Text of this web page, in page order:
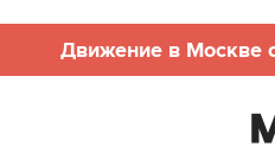
Движение в Москве